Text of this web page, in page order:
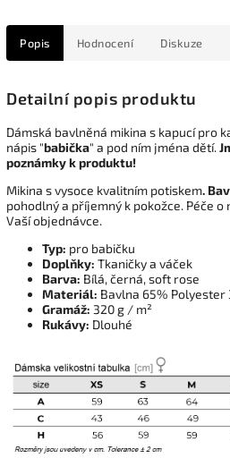
Popis Hodnocení Diskuze
Detailní popis produktu
Dámská bavlněná mikina s kapucí pro
nápis "babička" a pod ním jména dětí.
poznámky k produktu!
Mikina s vysoce kvalitním potiskem.
pohodlný a příjemný k pokožce. Péče
Vaší objednávce.
Typ: pro babičku
Doplňky: Tkaničky a váček
Barva: Bílá, černá, soft rose
Materiál: Bavlna 65% Polyester
Gramáž: 320 g / m²
Rukávy: Dlouhé